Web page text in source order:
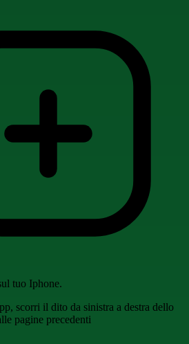
tuo Iphone.
scorri il dito da sinistra a destra dello
pagine precedenti